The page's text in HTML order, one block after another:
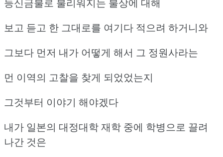
등신금불로 불리워지는 불상에 대해
보고 듣고 한 그대로를 여기다 적으려 하거니와
그보다 먼저 내가 어떻게 해서 그 정원사라는
먼 이역의 고찰을 찾게 되었었는지
그것부터 이야기 해야겠다
내가 일본의 대정대학 재학 중에 학병으로 끌려
나간 것은